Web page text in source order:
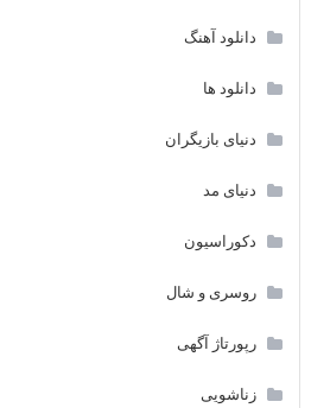
دانلود آهنگ
دانلود ها
دنیای بازیگران
دنیای مد
دکوراسیون
روسری و شال
رپورتاژ آگهی
زناشویی